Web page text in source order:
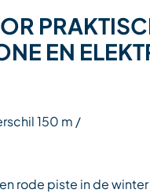
EN
150 m /
rode piste in de